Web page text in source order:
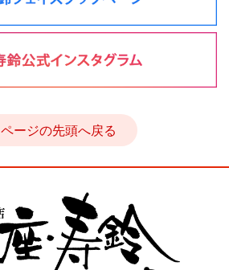
ページの先頭へ戻る